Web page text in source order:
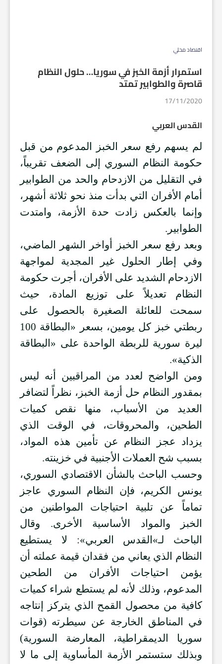
اقتصاد محلي
استمرار أزمة الخبز في سوريا… حلول النظام
قاصرة والطوابير تمتد
17/11/2020
القدس العربي
لم يسهم رفع سعر الخبز المدعوم من قبل
حكومة النظام السوري إلى الضعف تقريباً،
في التقليل من الازدحام والحد من الطوابير
أمام الأفران التي بدأت منذ نحو ثلاثة أشهر،
وإنما بالعكس زادت حدة الأزمة، وامتدت
الطوابير.
وبعد رفع سعر الخبز أواخر الشهر الماضي،
وفي إطار الحلول غير المجدية لمواجهة
الازدحام الشديد على الأفران، أجرت حكومة
النظام تعديلاً على توزيع المادة، حيث
سمحت للعائلة الصغيرة بالحصول على
ربطتي خبز كل يومين، بسعر «البطاقة 100
ليرة سورية للربطة الواحدة على «البطاقة
الذكية».
ومن الواضح لعدد من المراقبين أنه ليس
بمقدور النظام حل أزمة الخبز، نظراً لتضافر
العديد من الأسباب، منها نقص كميات
الطحين، والمحروقات، في الوقت الذي
يزداد عجز النظام عن تأمين هذه المواد،
بسبب شح العملات الأجنبية في خزينته.
وحسب الباحث بالشأن الاقتصادي السوري،
يونس الكريم، فإن النظام السوري عاجز
تماماً عن تلبية احتياجات المواطنين من
الخبز والمواد الأساسية الأخرى. وقال
الباحث لـ»القدس العربي»: لا يستطيع
النظام الذي يعاني من فقدان قيمة عملته أن
يؤمن احتياجات الأفران من الطحين
المدعوم، وذلك لأنه لم يستطع شراء كميات
كافية من محصول القمح الذي يتركز إنتاجه
في المناطق الخارجة عن سيطرته (قوات
سوريا الديمقراطية، المعارضة السورية)
وبذلك ستستمر الأزمة المأساوية إلى ما لا